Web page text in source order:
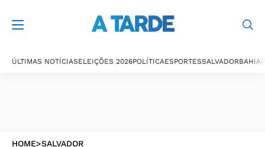
ÚLTIMAS NOTÍCIASELEIÇÕES 2026POLÍTICAESPORTESSALVADORBAHIA
HOME>SALVADOR